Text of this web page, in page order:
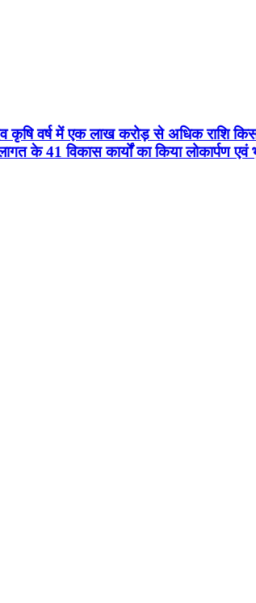
वर्ष में एक लाख करोड़ से अधिक राशि
41 विकास कार्यों का किया लोकार्पण